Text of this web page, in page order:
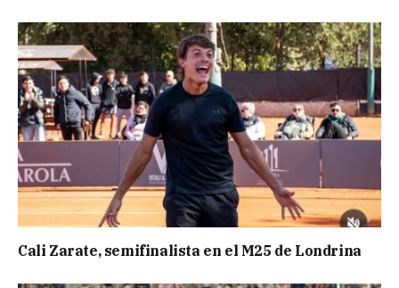
Cali Zarate, semifinalista en el M25 de Londrina